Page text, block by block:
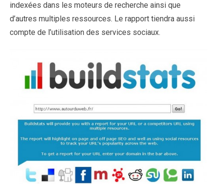
indexées dans les moteurs de recherche ainsi que
d’autres multiples ressources. Le rapport tiendra aussi
compte de l’utilisation des services sociaux.